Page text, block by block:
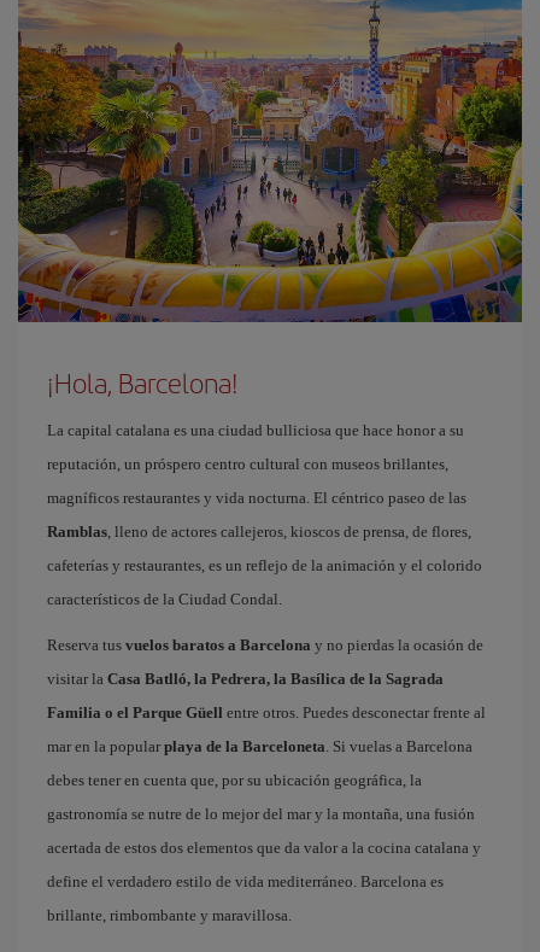
¡Hola, Barcelona!
La capital catalana es una ciudad bulliciosa que hace honor a su
reputación, un próspero centro cultural con museos brillantes,
magníficos restaurantes y vida nocturna. El céntrico paseo de las
Ramblas, lleno de actores callejeros, kioscos de prensa, de flores,
cafeterías y restaurantes, es un reflejo de la animación y el colorido
característicos de la Ciudad Condal.
Reserva tus vuelos baratos a Barcelona y no pierdas la ocasión de
visitar la Casa Batlló, la Pedrera, la Basílica de la Sagrada
Familia o el Parque Güell entre otros. Puedes desconectar frente al
mar en la popular playa de la Barceloneta. Si vuelas a Barcelona
debes tener en cuenta que, por su ubicación geográfica, la
gastronomía se nutre de lo mejor del mar y la montaña, una fusión
acertada de estos dos elementos que da valor a la cocina catalana y
define el verdadero estilo de vida mediterráneo. Barcelona es
brillante, rimbombante y maravillosa.